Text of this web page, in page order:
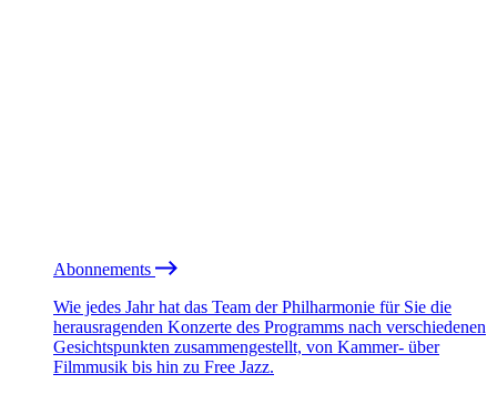
Abonnements
Wie jedes Jahr hat das Team der Philharmonie für Sie die
herausragenden Konzerte des Programms nach verschiedenen
Gesichtspunkten zusammengestellt, von Kammer- über
Filmmusik bis hin zu Free Jazz.